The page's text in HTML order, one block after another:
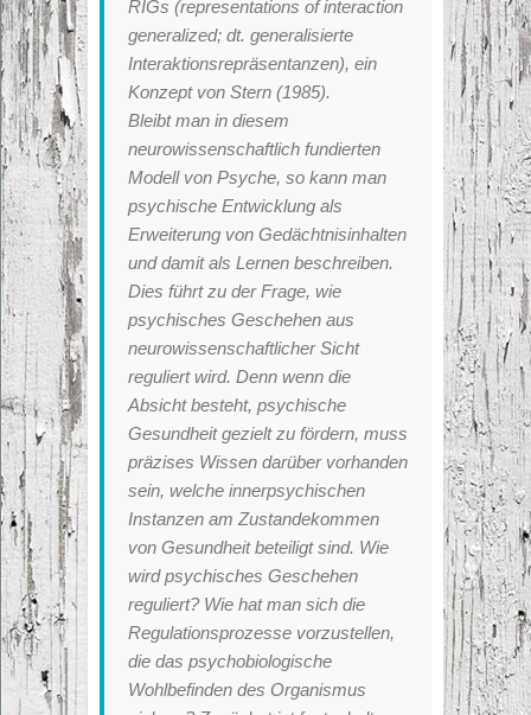
RIGs (representations of interaction
generalized; dt. generalisierte
Interaktionsrepräsentanzen), ein
Konzept von Stern (1985).
Bleibt man in diesem
neurowissenschaftlich fundierten
Modell von Psyche, so kann man
psychische Entwicklung als
Erweiterung von Gedächtnisinhalten
und damit als Lernen beschreiben.
Dies führt zu der Frage, wie
psychisches Geschehen aus
neurowissenschaftlicher Sicht
reguliert wird. Denn wenn die
Absicht besteht, psychische
Gesundheit gezielt zu fördern, muss
präzises Wissen darüber vorhanden
sein, welche innerpsychischen
Instanzen am Zustandekommen
von Gesundheit beteiligt sind. Wie
wird psychisches Geschehen
reguliert? Wie hat man sich die
Regulationsprozesse vorzustellen,
die das psychobiologische
Wohlbefinden des Organismus